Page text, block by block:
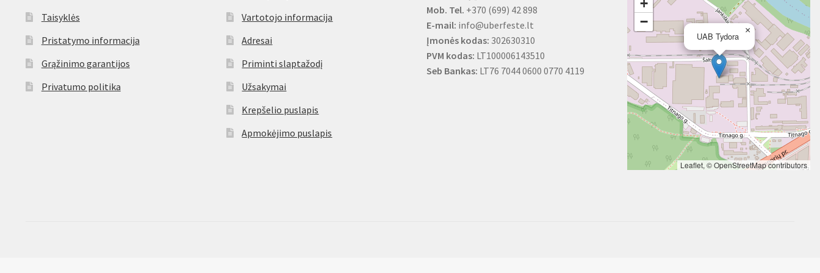
Taisyklės
Pristatymo informacija
Grąžinimo garantijos
Privatumo politika
Vartotojo informacija
Adresai
Priminti slaptažodį
Užsakymai
Krepšelio puslapis
Apmokėjimo puslapis
Mob. Tel. +370 (699) 42 898
E-mail: info@uberfeste.lt
Įmonės kodas: 302630310
PVM kodas: LT100006143510
Seb Bankas: LT76 7044 0600 0770 4119
UAB Tydora
×
+
−
Leaflet, ©OpenStreetMapcontributors